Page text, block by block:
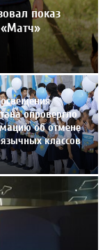
показ
«Матч»
опровергло
об отмене
классов